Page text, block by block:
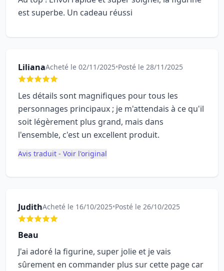
est superbe. Un cadeau réussi
LilianaAcheté le 02/11/2025•Posté le 28/11/2025
Les détails sont magnifiques pour tous les
personnages principaux ; je m'attendais à ce qu'il
soit légèrement plus grand, mais dans
l'ensemble, c'est un excellent produit.
Avis traduit - Voir l'original
JudithAcheté le 16/10/2025•Posté le 26/10/2025
Beau
J'ai adoré la figurine, super jolie et je vais
sûrement en commander plus sur cette page car